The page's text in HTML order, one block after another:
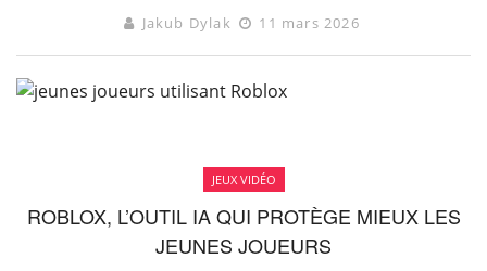
Jakub Dylak 11 mars 2026
JEUX VIDÉO
ROBLOX, L’OUTIL IA QUI PROTÈGE MIEUX LES
JEUNES JOUEURS